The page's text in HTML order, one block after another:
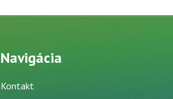
Navigácia
Kontakt